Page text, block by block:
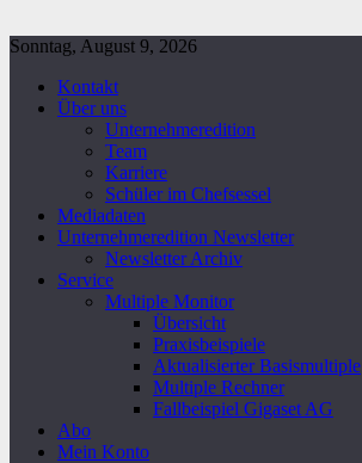
Sonntag, August 9, 2026
Kontakt
Über uns
Unternehmeredition
Team
Karriere
Schüler im Chefsessel
Mediadaten
Unternehmeredition Newsletter
Newsletter Archiv
Service
Multiple Monitor
Übersicht
Praxisbeispiele
Aktualisierter Basismultiple
Multiple Rechner
Fallbeispiel Gigaset AG
Abo
Mein Konto